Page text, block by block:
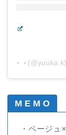
⋆
M E M O
・ベージ